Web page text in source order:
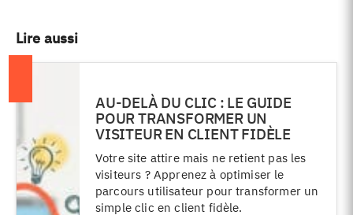
Lire aussi
AU-DELÀ DU CLIC : LE GUIDE
POUR TRANSFORMER UN
VISITEUR EN CLIENT FIDÈLE
Votre site attire mais ne retient pas les
visiteurs ? Apprenez à optimiser le
parcours utilisateur pour transformer un
simple clic en client fidèle.